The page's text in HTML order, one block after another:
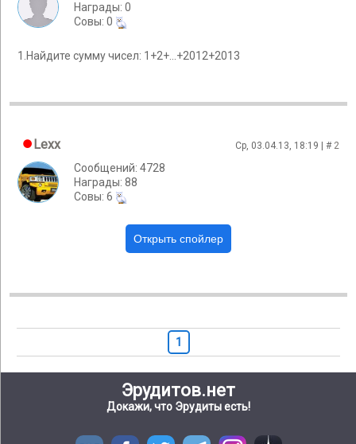
Награды: 0
Cовы: 0
1.Найдите сумму чисел: 1+2+...+2012+2013
Lexx Ср, 03.04.13, 18:19 | # 2
Сообщений: 4728
Награды: 88
Cовы: 6
1
Эрудитов.нет
Докажи, что Эрудиты есть!